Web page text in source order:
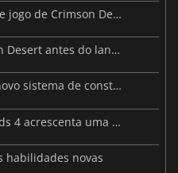
Pearl Abyss revela imagens de jogo de Crimson Desert para a PS5
A controvérsia atinge Crimson Desert antes do lançamento
Subnautica 2 apresenta um novo sistema de construção de bases
O primeiro DLC de Borderlands 4 acrescenta uma nova personagem e muito mais
habilidades novas